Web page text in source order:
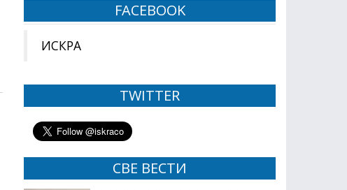
FACEBOOK
ИСКРА
TWITTER
СВЕ ВЕСТИ